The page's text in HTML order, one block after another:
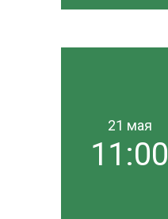
21 мая
11:00